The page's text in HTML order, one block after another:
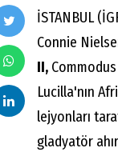
İSTANBUL
Connie
II,
Lucilla'nın
lejyonları
gladyatör